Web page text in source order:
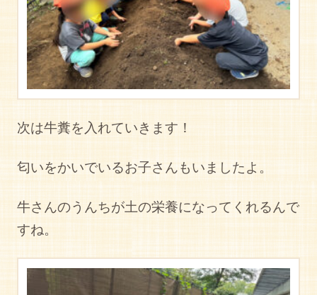
次は牛糞を入れていきます！
匂いをかいでいるお子さんもいましたよ。
牛さんのうんちが土の栄養になってくれるんで
すね。